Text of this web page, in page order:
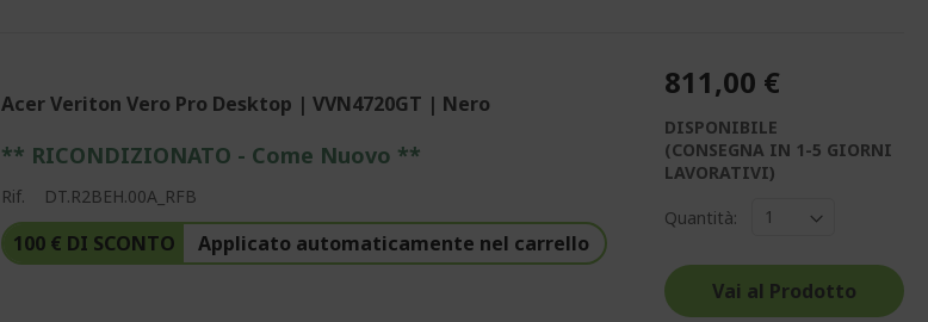
Acer Veriton Vero Pro Desktop | VVN4720GT | Nero
** RICONDIZIONATO - Come Nuovo **
Rif. DT.R2BEH.00A_RFB
100 € DI SCONTO Applicato automaticamente nel carrello
811,00 €
DISPONIBILE
(CONSEGNA IN 1-5 GIORNI
LAVORATIVI)
Quantità:
Vai al Prodotto